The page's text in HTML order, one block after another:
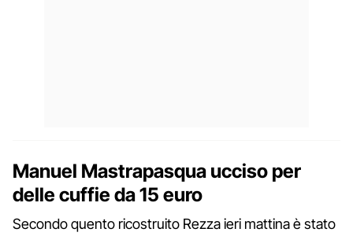
Manuel Mastrapasqua ucciso per
delle cuffie da 15 euro
Secondo quento ricostruito Rezza ieri mattina è stato